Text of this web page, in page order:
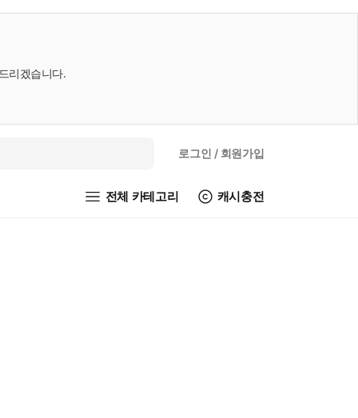
리겠습니다.
로그인 / 회원가입
전체 카테고리 캐시충전